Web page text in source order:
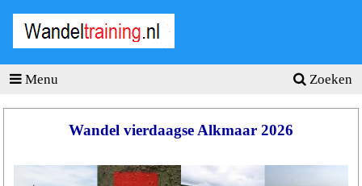
Menu Zoeken
Homepage
Wandelschema's
Wandel vierdaagse Alkmaar 2026